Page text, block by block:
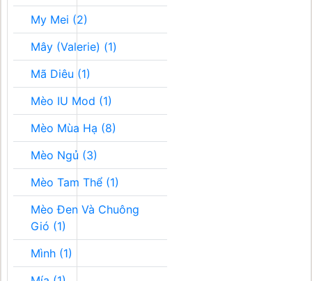
My Mei (2)
Mây (Valerie) (1)
Mã Diêu (1)
Mèo IU Mod (1)
Mèo Mùa Hạ (8)
Mèo Ngủ (3)
Mèo Tam Thể (1)
Mèo Đen Và Chuông
Gió (1)
Mình (1)